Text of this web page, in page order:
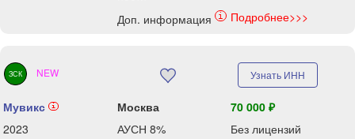
Доп. информация i Подробнее>>>
ЗСК NEW Узнать ИНН
Мувикс i Москва
70 000 ₽
2023
АУСН 8%
Без лицензий